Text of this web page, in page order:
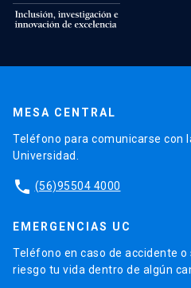
MESA CENTRAL
Teléfono para comunicarse con
Universidad.
phone (56)95504 4000
EMERGENCIAS UC
Teléfono en caso de accidente
riesgo tu vida dentro de algún